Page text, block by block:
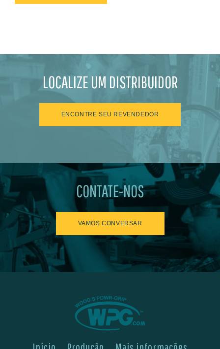
LOCALIZE UM DISTRIBUIDOR
ENCONTRE SEU REVENDEDOR
CONTATE-NOS
VAMOS CONVERSAR